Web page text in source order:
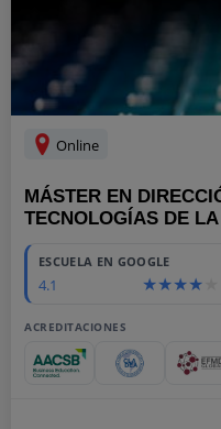
Online
MÁSTER EN
TECNOLOGÍAS DE
ESCUELA EN GOOGLE
4.1
ACREDITACIONES